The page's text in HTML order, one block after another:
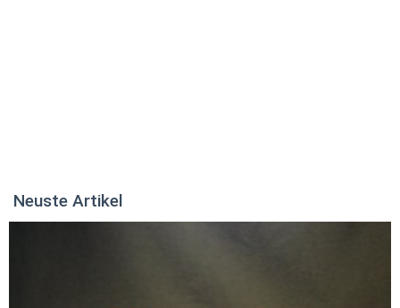
Neuste Artikel